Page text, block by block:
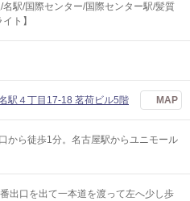
駅/国際センター/国際センター駅/髪質
ト】
駅４丁目17-18 茗荷ビル5階 MAP
から徒歩1分。名古屋駅からユニモール
出口を出て一本道を渡って左へ少し歩